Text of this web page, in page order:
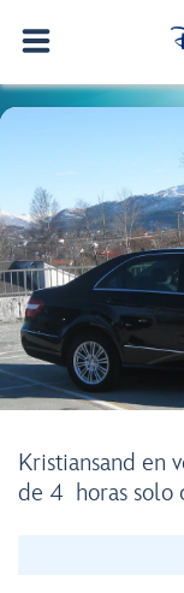
Kristiansand en
de 4 horas solo